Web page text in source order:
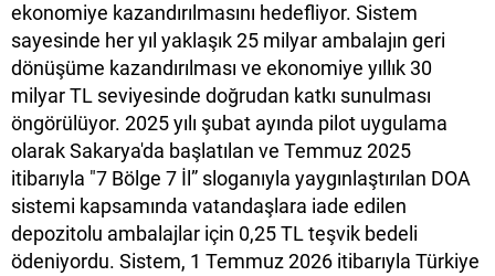
ekonomiye kazandırılmasını hedefliyor. Sistem
sayesinde her yıl yaklaşık 25 milyar ambalajın geri
dönüşüme kazandırılması ve ekonomiye yıllık 30
milyar TL seviyesinde doğrudan katkı sunulması
öngörülüyor. 2025 yılı şubat ayında pilot uygulama
olarak Sakarya'da başlatılan ve Temmuz 2025
itibarıyla "7 Bölge 7 İl” sloganıyla yaygınlaştırılan DOA
sistemi kapsamında vatandaşlara iade edilen
depozitolu ambalajlar için 0,25 TL teşvik bedeli
ödeniyordu. Sistem, 1 Temmuz 2026 itibarıyla Türkiye